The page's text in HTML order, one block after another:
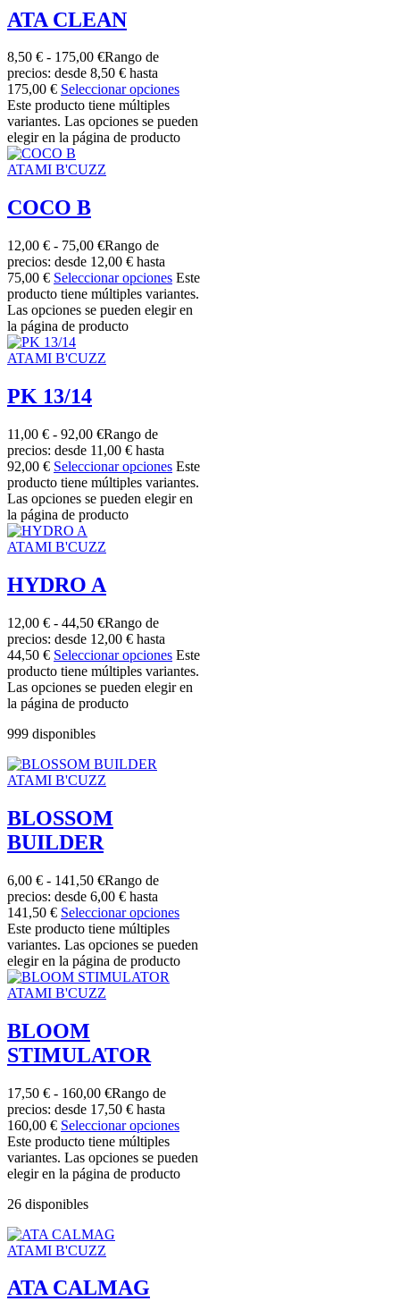
ATA CLEAN
8,50 € - 175,00 €Rango de
precios: desde 8,50 € hasta
175,00 € Seleccionar opciones
Este producto tiene múltiples
variantes. Las opciones se pueden
elegir en la página de producto
ATAMI B'CUZZ
COCO B
12,00 € - 75,00 €Rango de
precios: desde 12,00 € hasta
75,00 € Seleccionar opciones Este
producto tiene múltiples variantes.
Las opciones se pueden elegir en
la página de producto
ATAMI B'CUZZ
PK 13/14
11,00 € - 92,00 €Rango de
precios: desde 11,00 € hasta
92,00 € Seleccionar opciones Este
producto tiene múltiples variantes.
Las opciones se pueden elegir en
la página de producto
ATAMI B'CUZZ
HYDRO A
12,00 € - 44,50 €Rango de
precios: desde 12,00 € hasta
44,50 € Seleccionar opciones Este
producto tiene múltiples variantes.
Las opciones se pueden elegir en
la página de producto
999 disponibles
ATAMI B'CUZZ
BLOSSOM
BUILDER
6,00 € - 141,50 €Rango de
precios: desde 6,00 € hasta
141,50 € Seleccionar opciones
Este producto tiene múltiples
variantes. Las opciones se pueden
elegir en la página de producto
ATAMI B'CUZZ
BLOOM
STIMULATOR
17,50 € - 160,00 €Rango de
precios: desde 17,50 € hasta
160,00 € Seleccionar opciones
Este producto tiene múltiples
variantes. Las opciones se pueden
elegir en la página de producto
26 disponibles
ATAMI B'CUZZ
ATA CALMAG